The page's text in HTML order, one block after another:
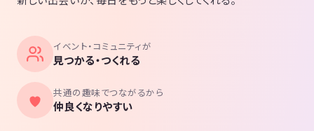
イベント・コミュニティが
見つかる・つくれる
共通の趣味でつながるから
仲良くなりやすい